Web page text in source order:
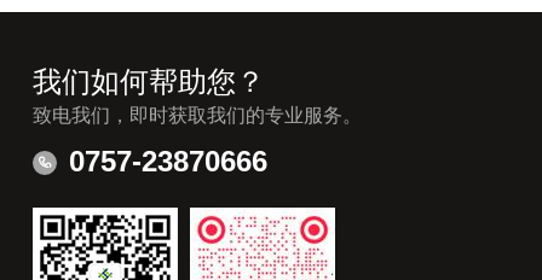
我们如何帮助您？
致电我们，即时获取我们的专业服务。
0757-23870666